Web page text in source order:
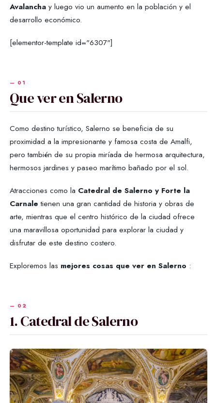
Avalancha y luego vio un aumento en la población y el
desarrollo económico.
[elementor-template id="6307"]
Que ver en Salerno
Como destino turístico, Salerno se beneficia de su
proximidad a la impresionante y famosa costa de Amalfi,
pero también de su propia miríada de hermosa arquitectura,
hermosos jardines y paseo marítimo bañado por el sol.
Atracciones como la Catedral de Salerno y Forte la
Carnale tienen una gran cantidad de historia y obras de
arte, mientras que el centro histórico de la ciudad ofrece
una maravillosa oportunidad para explorar la ciudad y
disfrutar de este destino costero.
Exploremos las mejores cosas que ver en Salerno :
1. Catedral de Salerno